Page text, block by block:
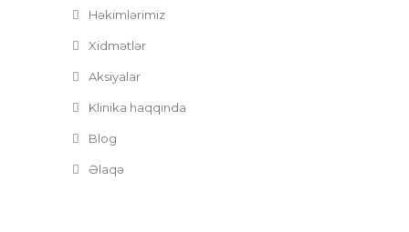
Həkimlərimiz
Xidmətlər
Aksiyalar
Klinika haqqında
Blog
Əlaqə